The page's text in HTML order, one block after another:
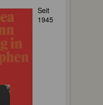
Seit
1945